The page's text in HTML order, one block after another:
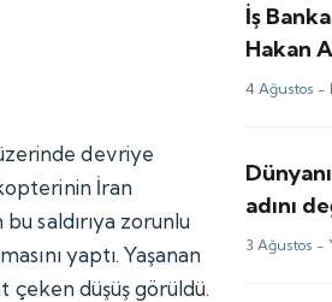
devriye
İran
saldırıya zorunlu
yaptı. Yaşanan
çeken düşüş görüldü.
İş
Hakan
4 Ağustos -
adını
3 Ağustos -